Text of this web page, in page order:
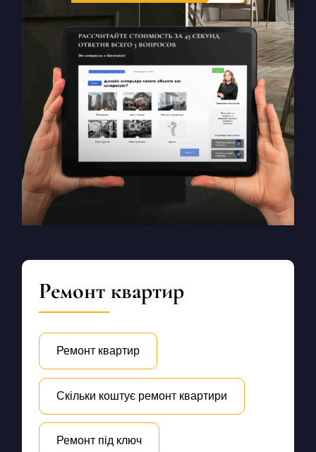
Ремонт квартир
Ремонт квартир
Скільки коштує ремонт квартири
Ремонт під ключ